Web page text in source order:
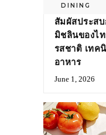
DINING
สัมผัสประส
มิชลินของไ
รสชาติ เทค
อาหาร
June 1, 2026